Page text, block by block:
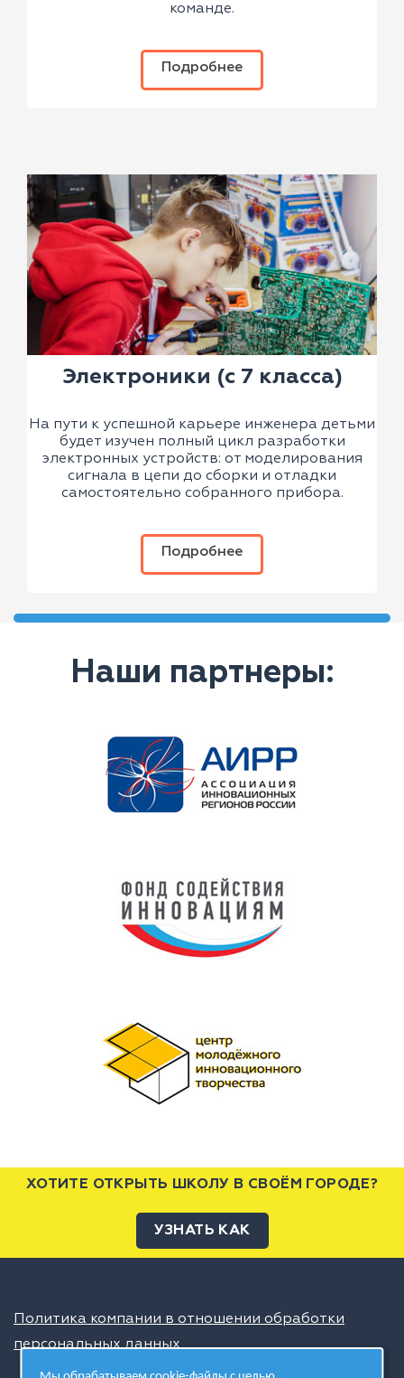
команде.
Подробнее
Электроники (с 7 класса)
На пути к успешной карьере инженера детьми
будет изучен полный цикл разработки
электронных устройств: от моделирования
сигнала в цепи до сборки и отладки
самостоятельно собранного прибора.
Подробнее
Наши партнеры:
ХОТИТЕ ОТКРЫТЬ ШКОЛУ В СВОЁМ ГОРОДЕ?
УЗНАТЬ КАК
Политика компании в отношении обработки
персональных данных